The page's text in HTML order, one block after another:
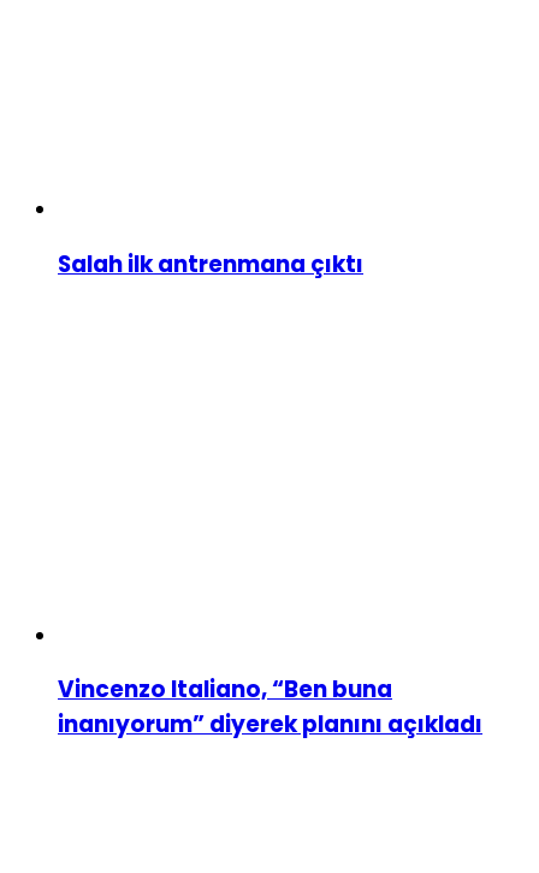
Salah ilk antrenmana çıktı
Vincenzo Italiano, “Ben buna
inanıyorum” diyerek planını açıkladı